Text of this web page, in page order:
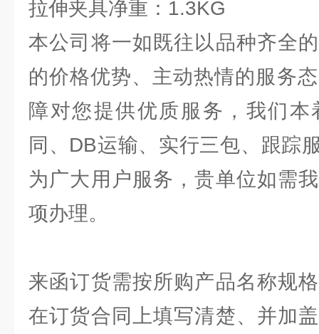
‌拉伸夹具净重‌：1.3KG‌
本公司将一如既往以品种齐全
的价格优势、主动热情的服务
障对您提供优质服务，我们
同、DB运输、实行三包、跟踪
为广大用户服务，贵单位如需
项办理。
来函订货需按所购产品名称规
在订货合同上填写清楚、并加